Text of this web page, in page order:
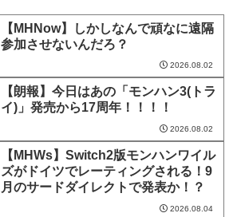
【MHNow】しかしなんで頑なに遠隔
参加させないんだろ？
2026.08.02
【朗報】今日はあの「モンハン3(トラ
イ)」発売から17周年！！！！
2026.08.02
【MHWs】Switch2版モンハンワイル
ズがドイツでレーティングされる！9
月のサードダイレクトで発表か！？
2026.08.04